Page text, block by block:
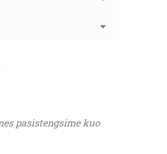
pasistengsime kuo